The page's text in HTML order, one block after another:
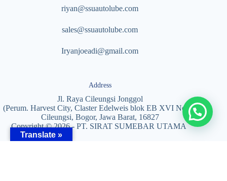
riyan@ssuautolube.com
sales@ssuautolube.com
Iryanjoeadi@gmail.com
Address
Jl. Raya Cileungsi Jonggol
(Perum. Harvest City, Claster Edelweis blok EB XVI No. 5)
Cileungsi, Bogor, Jawa Barat, 16827
Copyright © 2026 - PT. SIRAT SUMEBAR UTAMA
Translate »